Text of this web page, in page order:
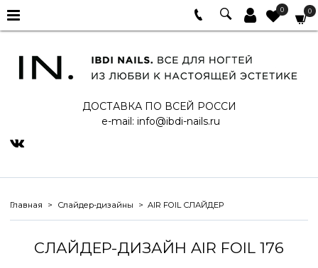
0 0
ДОСТАВКА ПО ВСЕЙ РОССИ
e-mail: info@ibdi-nails.ru
Главная Слайдер-дизайны AIR FOIL СЛАЙДЕР
СЛАЙДЕР-ДИЗАЙН AIR FOIL 176